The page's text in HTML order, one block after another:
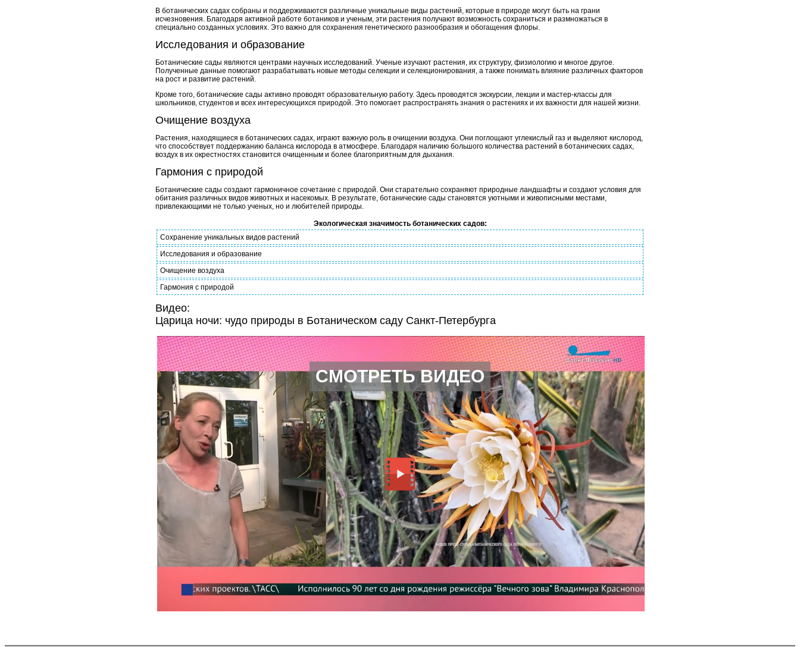
В ботанических садах собраны и поддерживаются различные уникальные виды растений, которые в природе могут быть на грани
исчезновения. Благодаря активной работе ботаников и ученым, эти растения получают возможность сохраниться и размножаться в
специально созданных условиях. Это важно для сохранения генетического разнообразия и обогащения флоры.
Исследования и образование
Ботанические сады являются центрами научных исследований. Ученые изучают растения, их структуру, физиологию и многое другое.
Полученные данные помогают разрабатывать новые методы селекции и селекционирования, а также понимать влияние различных факторов
на рост и развитие растений.
Кроме того, ботанические сады активно проводят образовательную работу. Здесь проводятся экскурсии, лекции и мастер-классы для
школьников, студентов и всех интересующихся природой. Это помогает распространять знания о растениях и их важности для нашей жизни.
Очищение воздуха
Растения, находящиеся в ботанических садах, играют важную роль в очищении воздуха. Они поглощают углекислый газ и выделяют кислород,
что способствует поддержанию баланса кислорода в атмосфере. Благодаря наличию большого количества растений в ботанических садах,
воздух в их окрестностях становится очищенным и более благоприятным для дыхания.
Гармония с природой
Ботанические сады создают гармоничное сочетание с природой. Они старательно сохраняют природные ландшафты и создают условия для
обитания различных видов животных и насекомых. В результате, ботанические сады становятся уютными и живописными местами,
привлекающими не только ученых, но и любителей природы.
Экологическая значимость ботанических садов:
Сохранение уникальных видов растений
Исследования и образование
Очищение воздуха
Гармония с природой
Видео:
Царица ночи: чудо природы в Ботаническом саду Санкт-Петербурга
СМОТРЕТЬ ВИДЕО